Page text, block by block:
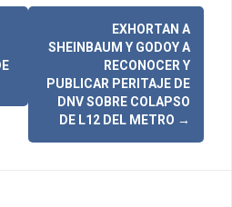
EXHORTAN A
SHEINBAUM Y GODOY A
RECONOCER Y
PUBLICAR PERITAJE DE
DNV SOBRE COLAPSO
DE L12 DEL METRO →